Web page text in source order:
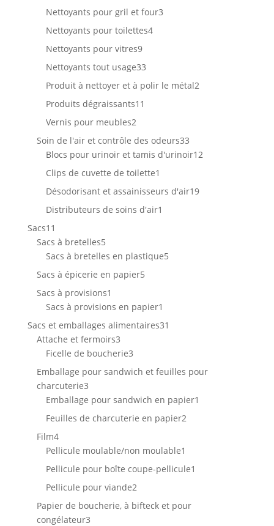
produit
Nettoyants pour gril et four33
Nettoyants pour toilettes44
Nettoyants pour vitres99
produits
Nettoyants tout usage3333
produits
Produit à nettoyer et à polir le métal22
Produits dégraissants11
Vernis pour meubles22
produits
Soin de l'air et contrôle des odeurs3333
produits
Blocs pour urinoir et tamis d'urinoir1212
Clips de cuvette de toilette1
produit
Désodorisant et assainisseurs d'air1919
Distributeurs de soins d'air1
Sacs11
produits
Sacs à bretelles55
produits
Sacs à bretelles en plastique55
Sacs à épicerie en papier55
Sacs à provisions1
produit
Sacs à provisions en papier1
produit
Sacs et emballages alimentaires31
Attache et fermoirs33
produits
Ficelle de boucherie33
produits
Emballage pour sandwich et feuilles pour
charcuterie33
produits
Emballage pour sandwich en papier1
Feuilles de charcuterie en papier22
Film44
produits
Pellicule moulable/non moulable1
produit
Pellicule pour boîte coupe-pellicule1
Pellicule pour viande22
produits
Papier de boucherie, à bifteck et pour
congélateur33